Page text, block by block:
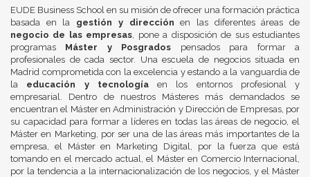
EUDE Business School en su misión de ofrecer una formación práctica
basada en la gestión y dirección en las diferentes áreas de
negocio de las empresas , pone a disposición de sus estudiantes
programas Máster y Posgrados pensados para formar a
profesionales de cada sector. Una escuela de negocios situada en
Madrid comprometida con la excelencia y estando a la vanguardia de
la educación y tecnologíaen los entornos profesional y
empresarial. Dentro de nuestros Másteres más demandados se
encuentran el Máster en Administración y Dirección de Empresas, por
su capacidad para formar a líderes en todas las áreas de negocio, el
Máster en Marketing, por ser una de las áreas más importantes de la
empresa, el Máster en Marketing Digital, por la fuerza que está
tomando en el mercado actual, el Máster en Comercio Internacional,
por la tendencia a la internacionalización de los negocios, y el Máster